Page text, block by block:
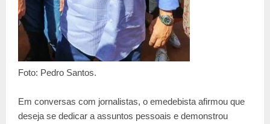
Foto: Pedro Santos.
Em conversas com jornalistas, o emedebista afirmou que
deseja se dedicar a assuntos pessoais e demonstrou